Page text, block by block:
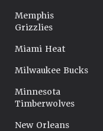
Memphis
Grizzlies
Miami Heat
Milwaukee Bucks
Minnesota
Timberwolves
New Orleans